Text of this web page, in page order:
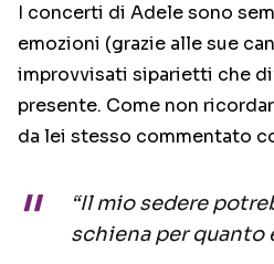
I concerti di Adele sono
emozioni (grazie alle sue
improvvisati siparietti che
presente. Come non
da lei stesso commentato
“Il mio sedere
schiena per quanto